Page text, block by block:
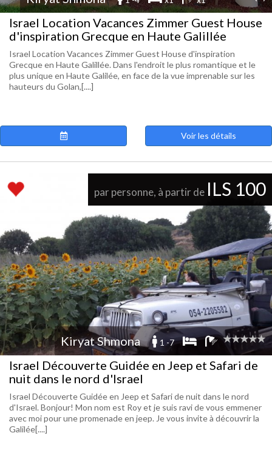
Israel Location Vacances Zimmer Guest House
d'inspiration Grecque en Haute Galillée
Israel Location Vacances Zimmer Guest House d'inspiration
Grecque en Haute Galillée. Dans l'endroit le plus romantique et le
plus unique en Haute Galilée, en face de la vue imprenable sur les
hauteurs du Golan,[....]
Voir les détails
par personne, à partir de ILS 100
Kiryat Shmona 1 -7
Israel Découverte Guidée en Jeep et Safari de
nuit dans le nord d'Israel
Israel Découverte Guidée en Jeep et Safari de nuit dans le nord
d'Israel. Bonjour! Mon nom est Roy et je suis ravi de vous emmener
avec moi pour une promenade en jeep. Je vous invite à découvrir la
Galilée[....]